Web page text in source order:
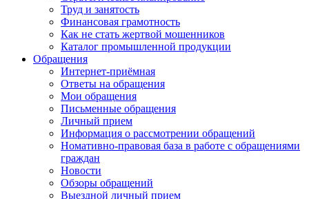
Труд и занятость
Финансовая грамотность
Как не стать жертвой мошенников
Каталог промышленной продукции
Обращения
Интернет-приёмная
Ответы на обращения
Мои обращения
Письменные обращения
Личный прием
Информация о рассмотрении обращений
Номативно-правовая база в работе с обращениями
граждан
Новости
Обзоры обращений
Выездной личный прием